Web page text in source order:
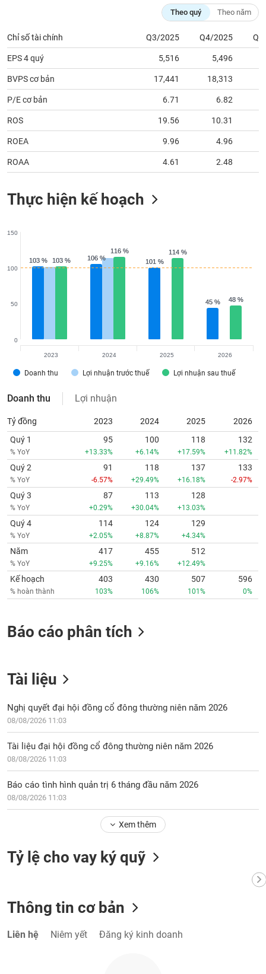
Theo quý Theo năm
Chỉ số tài chính Q3/2025 Q4/2025
EPS 4 quý 5,516 5,496
BVPS cơ bản 17,441 18,313
P/E cơ bản 6.71 6.82
ROS 19.56 10.31
ROEA 9.96 4.96
ROAA 4.61 2.48
Thực hiện kế hoạch
103 %
103 % 106 %
106 % 101 %
101 %
45 %
45 %
103 %
103 %
116 %
116 % 114 %
114 %
48 %
48 %
Doanh thu Lợi nhuận trước thuế Lợi nhuận sau thuế
0
50
100
150
2023 2024 2025 2026
Doanh thu Lợi nhuận
Tỷ đồng 2023 2024 2025
2026
Quý 1
% YoY
95
+13.33%
100
+6.14%
118
+17.59%
132
+11.82%
Quý 2
% YoY
91
-6.57%
118
+29.49%
137
+16.18%
133
-2.97%
Quý 3
% YoY
87
+0.29%
113
+30.04%
128
+13.03%
Quý 4
% YoY
114
+2.05%
124
+8.87%
129
+4.34%
Năm
% YoY
417
+9.25%
455
+9.16%
512
+12.49%
Kế hoạch
% hoàn thành
403
103%
430
106%
507
101%
596
0%
Báo cáo phân tích
Tài liệu
Nghị quyết đại hội đồng cổ đông thường niên năm 2026
08/08/2026 11:03
Tài liệu đại hội đồng cổ đông thường niên năm 2026
08/08/2026 11:03
Báo cáo tình hình quản trị 6 tháng đầu năm 2026
08/08/2026 11:03
Xem thêm
Tỷ lệ cho vay ký quỹ
Thông tin cơ bản
Liên hệ Niêm yết Đăng ký kinh doanh